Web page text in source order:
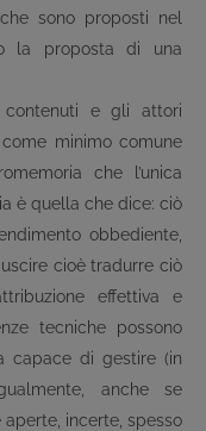
sono proposti nel
la proposta di una
contenuti e gli attori
minimo comune
che l’unica
è quella che dice: ciò
obbediente,
cioè tradurre ciò
effettiva e
tecniche possono
capace di gestire (in
anche se
incerte, spesso